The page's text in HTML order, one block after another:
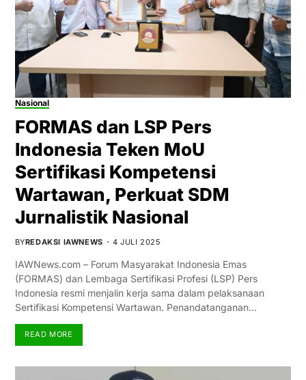
Nasional
FORMAS dan LSP Pers
Indonesia Teken MoU
Sertifikasi Kompetensi
Wartawan, Perkuat SDM
Jurnalistik Nasional
BYREDAKSI IAWNEWS 4 JULI 2025
IAWNews.com – Forum Masyarakat Indonesia Emas
(FORMAS) dan Lembaga Sertifikasi Profesi (LSP) Pers
Indonesia resmi menjalin kerja sama dalam pelaksanaan
Sertifikasi Kompetensi Wartawan. Penandatanganan…
READ MORE